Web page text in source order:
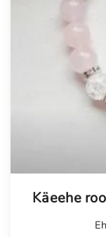
Käeehe